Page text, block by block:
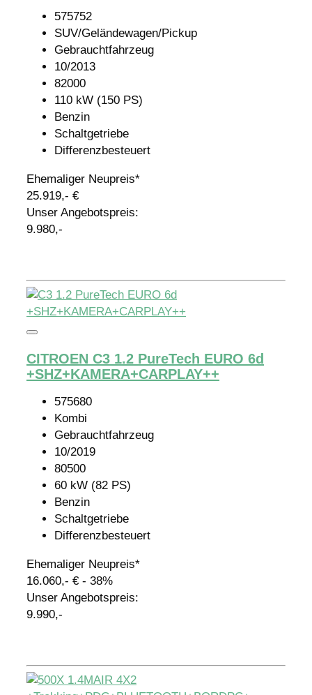
575752
SUV/Geländewagen/Pickup
Gebrauchtfahrzeug
10/2013
82000
110 kW (150 PS)
Benzin
Schaltgetriebe
Differenzbesteuert
Ehemaliger Neupreis*
25.919,- €
Unser Angebotspreis:
9.980,-
CITROEN C3 1.2 PureTech EURO 6d
+SHZ+KAMERA+CARPLAY++
575680
Kombi
Gebrauchtfahrzeug
10/2019
80500
60 kW (82 PS)
Benzin
Schaltgetriebe
Differenzbesteuert
Ehemaliger Neupreis*
16.060,- € - 38%
Unser Angebotspreis:
9.990,-